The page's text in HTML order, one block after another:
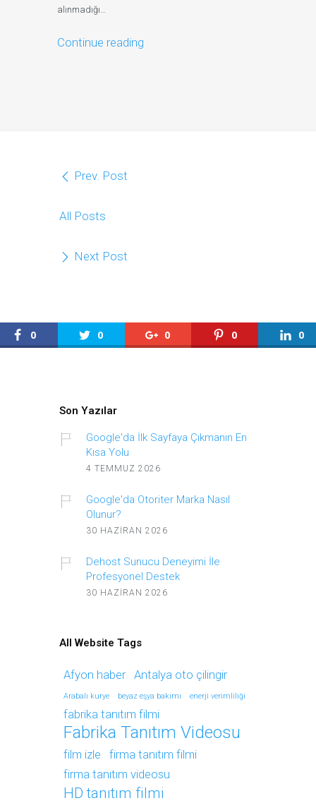
alınmadığı…
Continue reading
Prev. Post
All Posts
Next Post
0 0 0 0 0
Son Yazılar
Google'da İlk Sayfaya Çıkmanın En
Kısa Yolu
4 TEMMUZ 2026
Google'da Otoriter Marka Nasıl
Olunur?
30 HAZIRAN 2026
Dehost Sunucu Deneyimi İle
Profesyonel Destek
30 HAZIRAN 2026
All Website Tags
Afyon haber Antalya oto çilingir
Arabalı kurye beyaz eşya bakımı enerji verimliliği
fabrika tanıtım filmi
Fabrika Tanıtım Videosu
film izle
firma tanıtım filmi
firma tanıtım videosu
HD tanıtım filmi